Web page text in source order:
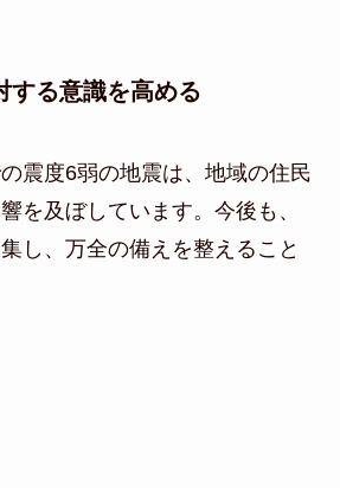
する意識を高める
震度6弱の地震は、地域の住民
を及ぼしています。今後も、
し、万全の備えを整えること